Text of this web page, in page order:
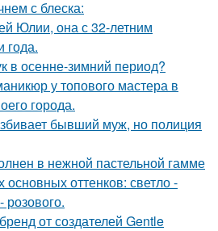
с блеска:
Юлии, она с 32-летним
года.
в осенне-зимний период?
у топового мастера в
города.
бывший муж, но полиция
в нежной пастельной гамме
основных оттенков: светло -
розового.
от создателей Gentle